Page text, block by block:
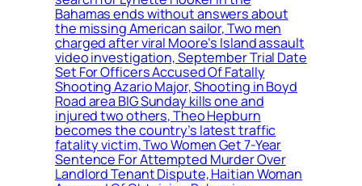
Bahamas ends without answers about
the missing American sailor, Two men
charged after viral Moore’s Island assault
video investigation, September Trial Date
Set For Officers Accused Of Fatally
Shooting Azario Major, Shooting in Boyd
Road area BIG Sunday kills one and
injured two others, Theo Hepburn
becomes the country’s latest traffic
fatality victim, Two Women Get 7-Year
Sentence For Attempted Murder Over
Landlord Tenant Dispute, Haitian Woman